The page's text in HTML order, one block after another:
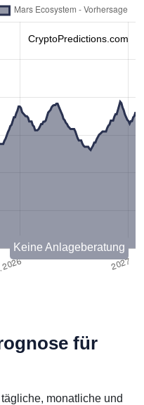
CryptoPredictions.com
Keine Anlageberatung
für
monatliche und